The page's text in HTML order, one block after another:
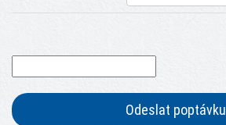
Odeslat poptávku